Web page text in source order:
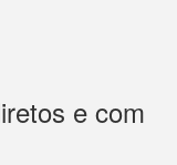
e com